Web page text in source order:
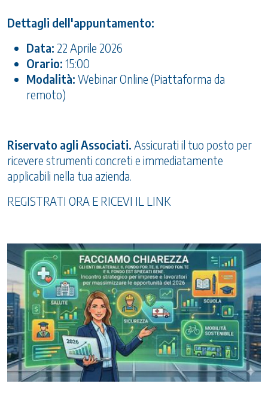
Dettagli dell'appuntamento:
Data: 22 Aprile 2026
Orario: 15:00
Modalità: Webinar Online (Piattaforma da
remoto)
Riservato agli Associati. Assicurati il tuo posto per
ricevere strumenti concreti e immediatamente
applicabili nella tua azienda.
REGISTRATI ORA E RICEVI IL LINK